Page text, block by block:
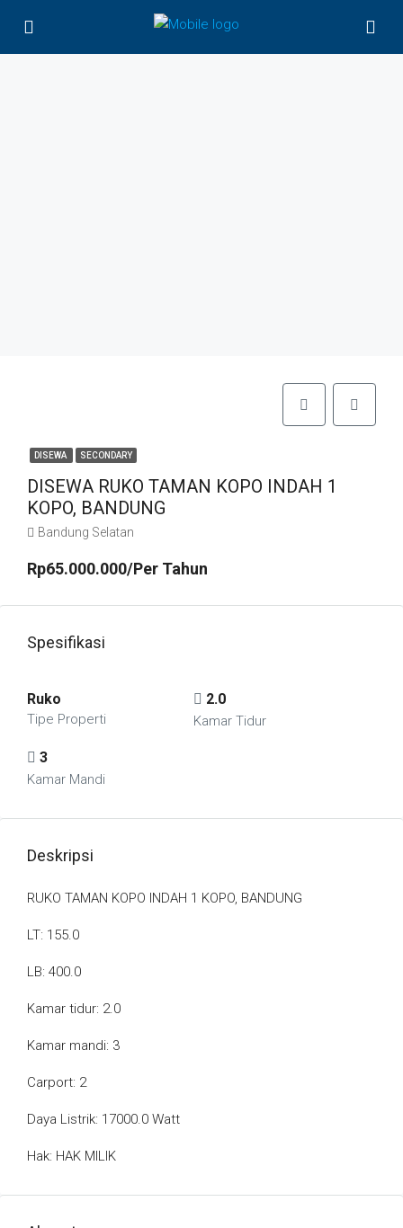
DISEWA SECONDARY
DISEWA RUKO TAMAN KOPO INDAH 1
KOPO, BANDUNG
Bandung Selatan
Rp65.000.000/Per Tahun
Spesifikasi
Ruko
Tipe Properti
2.0
Kamar Tidur
3
Kamar Mandi
Deskripsi
RUKO TAMAN KOPO INDAH 1 KOPO, BANDUNG
LT: 155.0
LB: 400.0
Kamar tidur: 2.0
Kamar mandi: 3
Carport: 2
Daya Listrik: 17000.0 Watt
Hak: HAK MILIK